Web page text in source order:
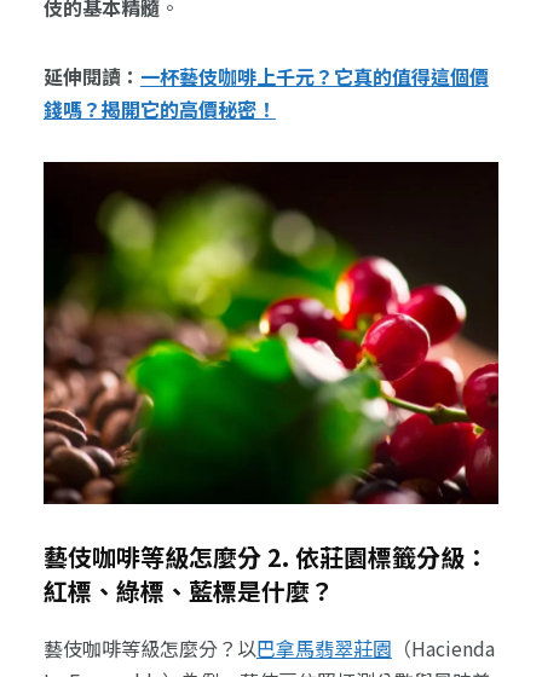
伎的基本精髓。
延伸閱讀： 一杯藝伎咖啡上千元？它真的值得這個價
錢嗎？揭開它的高價秘密！
藝伎咖啡等級怎麼分 2. 依莊園標籤分級：
紅標、綠標、藍標是什麼？
藝伎咖啡等級怎麼分？以巴拿馬翡翠莊園 （Hacienda